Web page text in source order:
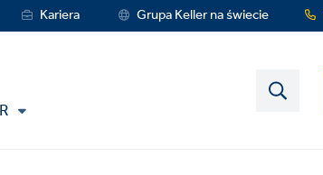
Kariera Grupa Keller na świecie